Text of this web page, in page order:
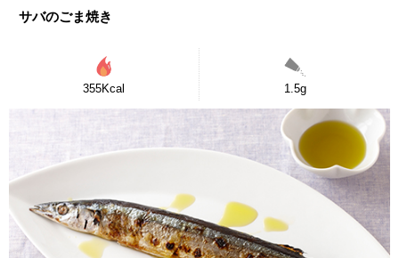
サバのごま焼き
355Kcal 1.5g